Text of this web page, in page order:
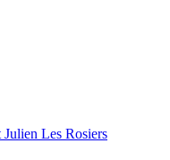
Julien Les Rosiers